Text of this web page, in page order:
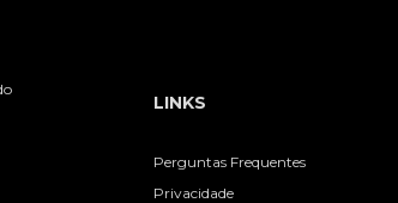
LINKS
Perguntas Frequentes
Privacidade